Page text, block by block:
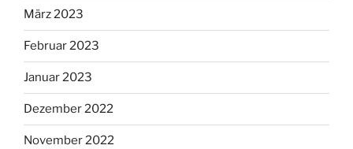
März 2023
Februar 2023
Januar 2023
Dezember 2022
November 2022